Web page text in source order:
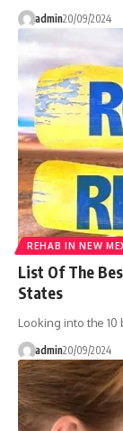
admin20/09/2024
REHAB IN NEW
List Of The
States
Looking into the
admin20/09/2024